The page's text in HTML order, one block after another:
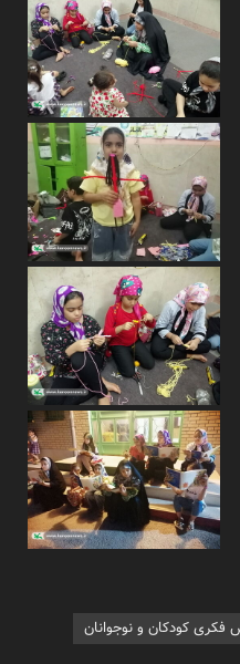
فکری کودکان و نوجوانان